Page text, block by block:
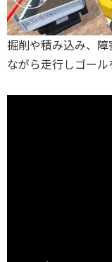
掘削や積み込み、
ながら走行しゴール